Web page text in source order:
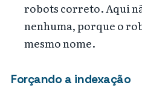
robots correto. Aqui
nenhuma, porque o
mesmo nome.
Forçando a indexação